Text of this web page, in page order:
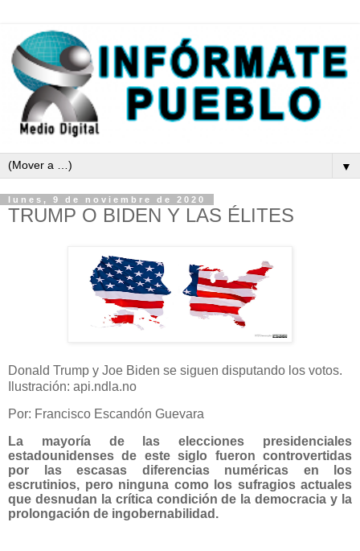
▼
lunes, 9 de noviembre de 2020
TRUMP O BIDEN Y LAS ÉLITES
Donald Trump y Joe Biden se siguen disputando los votos.
Ilustración: api.ndla.no
Por: Francisco Escandón Guevara
La mayoría de las elecciones presidenciales
estadounidenses de este siglo fueron controvertidas
por las escasas diferencias numéricas en los
escrutinios, pero ninguna como los sufragios actuales
que desnudan la crítica condición de la democracia y la
prolongación de ingobernabilidad.